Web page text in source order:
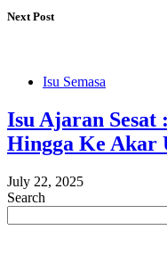
Next Post
Isu Semasa
Isu Ajaran
Hingga Ke Akar
July 22, 2025
Search